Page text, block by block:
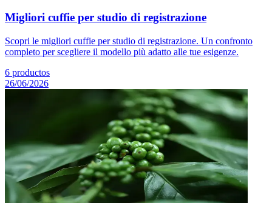
Migliori cuffie per studio di registrazione
Scopri le migliori cuffie per studio di registrazione. Un confronto
completo per scegliere il modello più adatto alle tue esigenze.
6 productos
26/06/2026